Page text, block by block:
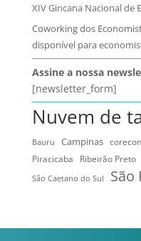
XIV Gincana Nacional de
Coworking dos
disponível para
Assine a nossa
[newsletter_form]
Nuvem de
Bauru Campinas corecon
Piracicaba Ribeirão Preto
São Caetano do Sul
São